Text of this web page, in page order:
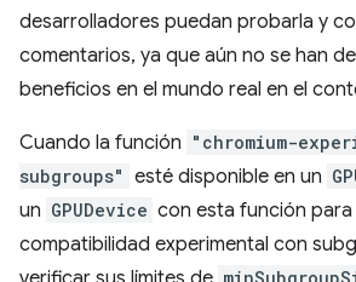
desarrolladores puedan probarla y
comentarios, ya que aún no se han
beneficios en el mundo real en el
Cuando la función "chromium-
subgroups" esté disponible en un
un GPUDevice con esta función
compatibilidad experimental con